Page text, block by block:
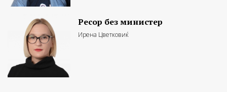
Ресор без министер
Ирена Цветковиќ